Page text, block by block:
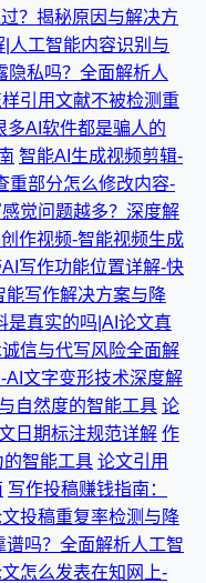
？揭秘原因与解决方
人工智能内容识别与
隐私吗？全面解析人
引用文献不被检测重
多AI软件都是骗人的
智能AI生成视频剪辑-
重部分怎么修改内容-
觉问题越多？深度解
作视频-智能视频生成
写作功能位置详解-快
能写作解决方案与降
是真实的吗|AI论文真
信与代写风险全面解
文字变形技术深度解
自然度的智能工具 论
日期标注规范详解 作
智能工具 论文引用
写作投稿赚钱指南：
投稿重复率检测与降
谱吗？全面解析人工智
怎么发表在知网上-